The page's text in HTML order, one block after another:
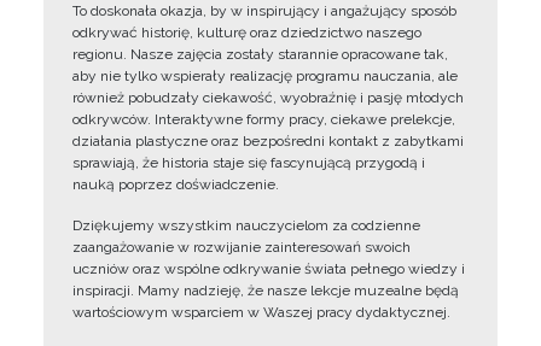
To doskonała okazja, by w inspirujący i angażujący sposób
odkrywać historię, kulturę oraz dziedzictwo naszego
regionu. Nasze zajęcia zostały starannie opracowane tak,
aby nie tylko wspierały realizację programu nauczania, ale
również pobudzały ciekawość, wyobraźnię i pasję młodych
odkrywców. Interaktywne formy pracy, ciekawe prelekcje,
działania plastyczne oraz bezpośredni kontakt z zabytkami
sprawiają, że historia staje się fascynującą przygodą i
nauką poprzez doświadczenie.
Dziękujemy wszystkim nauczycielom za codzienne
zaangażowanie w rozwijanie zainteresowań swoich
uczniów oraz wspólne odkrywanie świata pełnego wiedzy i
inspiracji. Mamy nadzieję, że nasze lekcje muzealne będą
wartościowym wsparciem w Waszej pracy dydaktycznej.